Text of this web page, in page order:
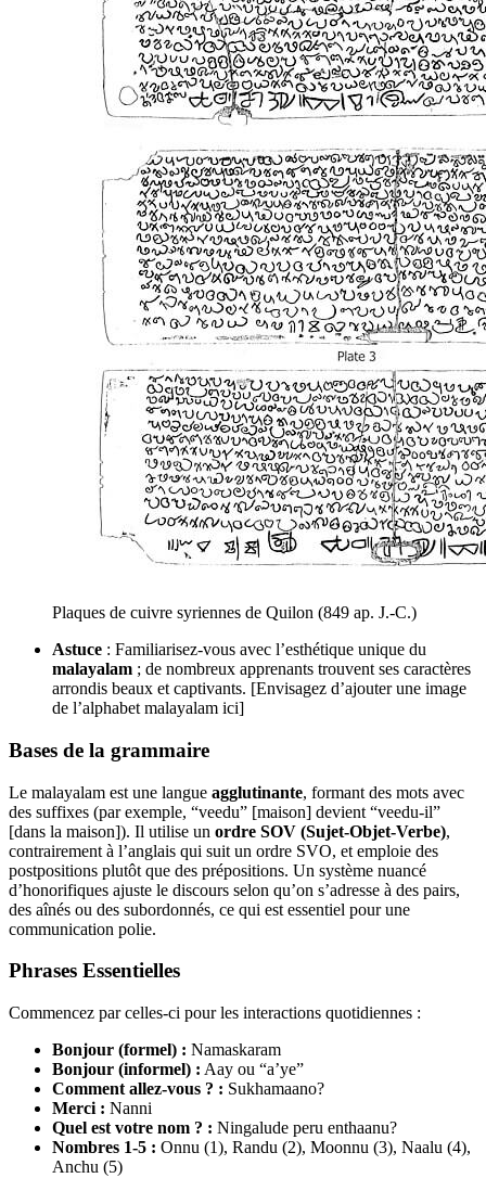
Plaques de cuivre syriennes de Quilon (849 ap. J.-C.)
Astuce : Familiarisez-vous avec l’esthétique unique du
malayalam ; de nombreux apprenants trouvent ses caractères
arrondis beaux et captivants. [Envisagez d’ajouter une image
de l’alphabet malayalam ici]
Bases de la grammaire
Le malayalam est une langue agglutinante, formant des mots avec
des suffixes (par exemple, “veedu” [maison] devient “veedu-il”
[dans la maison]). Il utilise un ordre SOV (Sujet-Objet-Verbe),
contrairement à l’anglais qui suit un ordre SVO, et emploie des
postpositions plutôt que des prépositions. Un système nuancé
d’honorifiques ajuste le discours selon qu’on s’adresse à des pairs,
des aînés ou des subordonnés, ce qui est essentiel pour une
communication polie.
Phrases Essentielles
Commencez par celles-ci pour les interactions quotidiennes :
Bonjour (formel) : Namaskaram
Bonjour (informel) : Aay ou “a’ye”
Comment allez-vous ? : Sukhamaano?
Merci : Nanni
Quel est votre nom ? : Ningalude peru enthaanu?
Nombres 1-5 : Onnu (1), Randu (2), Moonnu (3), Naalu (4),
Anchu (5)